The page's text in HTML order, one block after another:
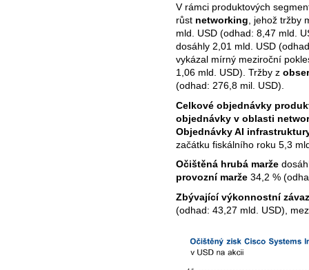
V rámci produktových
růst networking , jehož tržby
mld. USD (odhad: 8,47 mld.
dosáhly 2,01 mld. USD
vykázal mírný meziroční
1,06 mld. USD). Tržby z
(odhad: 276,8 mil. USD).
Celkové objednávky
objednávky v oblasti
Objednávky AI
začátku fiskálního roku 5,3
Očištěná hrubá marže
provozní marže 34,2 %
Zbývající výkonnostní
(odhad: 43,27 mld. USD),